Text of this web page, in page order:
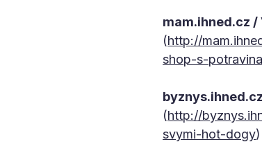
mam.ihned.cz
(http://
shop-s-
(http://
svymi-hot-dogy)